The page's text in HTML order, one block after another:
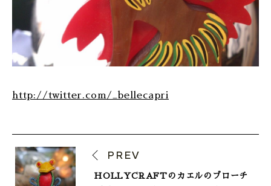
http://twitter.com/_bellecapri
PREV
HOLLYCRAFTのカエルのブローチ